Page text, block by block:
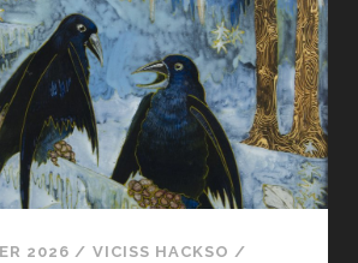
MYTHES
NÉOLIBÉRAUX
DE
LA
DOPAMINE !
(SPOILER,
C’EST
DE
2026 / VICISS HACKSO /